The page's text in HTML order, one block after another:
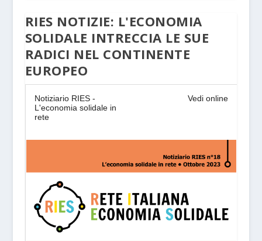
RIES NOTIZIE: L'ECONOMIA
SOLIDALE INTRECCIA LE SUE
RADICI NEL CONTINENTE
EUROPEO